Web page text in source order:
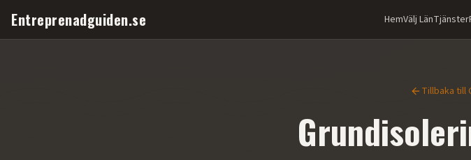
Entreprenadguiden.se HemVälj LänTjänster
Tillbaka till